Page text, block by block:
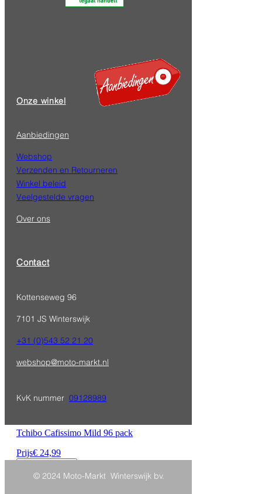
Tchibo Cafissimo Vollmundig 96 pack
In winkelwagen
Tchibo Cafissimo Mild 96 pack
Prijs€ 24,99
Onze winkel
Aanbiedingen
Webshop
Verzenden en Retourneren
Winkel beleid
Veelgestelde vragen
Over ons
Contact
Kottenseweg 96
7101 JS Winterswijk
+31 (0)543 52 21 20
webshop@moto-markt.nl
KvK nummer 09128989
© 2024 Moto-Markt Winterswijk bv.